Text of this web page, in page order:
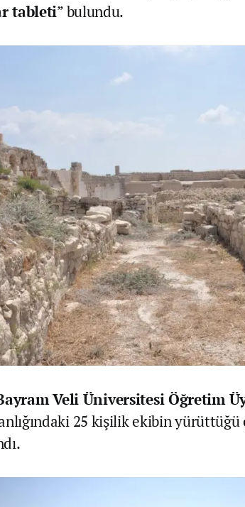
tableti” bulundu.
Veli Üniversitesi Öğretim
25 kişilik ekibin yürüttüğü